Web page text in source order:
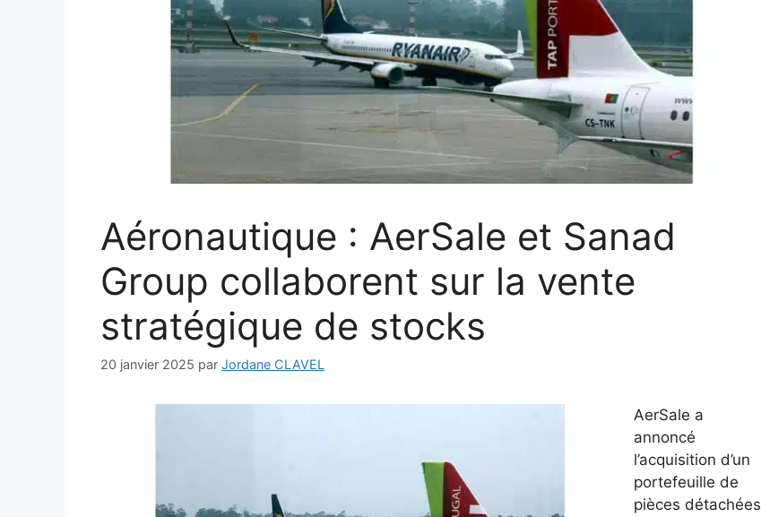
Aéronautique : AerSale et Sanad
Group collaborent sur la vente
stratégique de stocks
20 janvier 2025 par Jordane CLAVEL
AerSale a
annoncé
l’acquisition d’un
portefeuille de
pièces détachées